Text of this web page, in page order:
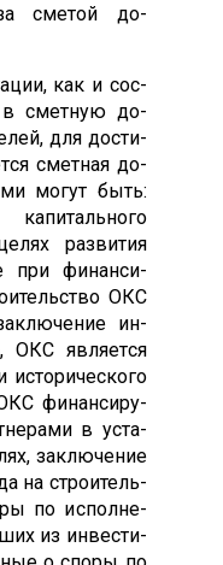
сме­той до­
как и сос­
в смет­ную до­
для дос­ти­
смет­ная до­
мо­гут быть:
раз­ви­тия
при фи­нан­си­
ОКС
ин­
ОКС яв­ля­ет­ся
ис­то­ричес­ко­го
ОКС фи­нан­си­ру­
в ус­та­
зак­лю­чение
на стро­итель­
по ис­полне­
из ин­вести­